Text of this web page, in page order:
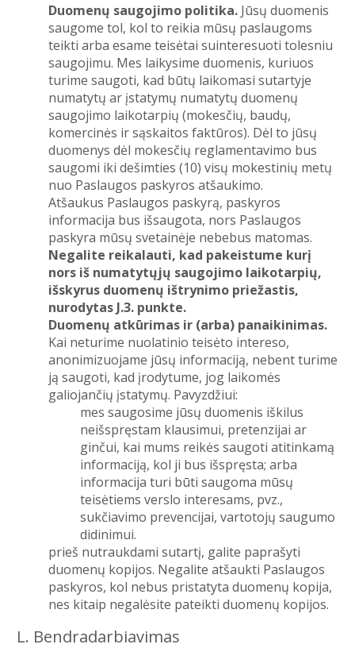
Duomenų saugojimo politika. Jūsų duomenis
saugome tol, kol to reikia mūsų paslaugoms
teikti arba esame teisėtai suinteresuoti tolesniu
saugojimu. Mes laikysime duomenis, kuriuos
turime saugoti, kad būtų laikomasi sutartyje
numatytų ar įstatymų numatytų duomenų
saugojimo laikotarpių (mokesčių, baudų,
komercinės ir sąskaitos faktūros). Dėl to jūsų
duomenys dėl mokesčių reglamentavimo bus
saugomi iki dešimties (10) visų mokestinių metų
nuo Paslaugos paskyros atšaukimo.
Atšaukus Paslaugos paskyrą, paskyros
informacija bus išsaugota, nors Paslaugos
paskyra mūsų svetainėje nebebus matomas.
Negalite reikalauti, kad pakeistume kurį
nors iš numatytųjų saugojimo laikotarpių,
išskyrus duomenų ištrynimo priežastis,
nurodytas J.3. punkte.
Duomenų atkūrimas ir (arba) panaikinimas.
Kai neturime nuolatinio teisėto intereso,
anonimizuojame jūsų informaciją, nebent turime
ją saugoti, kad įrodytume, jog laikomės
galiojančių įstatymų. Pavyzdžiui:
mes saugosime jūsų duomenis iškilus
neišspręstam klausimui, pretenzijai ar
ginčui, kai mums reikės saugoti atitinkamą
informaciją, kol ji bus išspręsta; arba
informacija turi būti saugoma mūsų
teisėtiems verslo interesams, pvz.,
sukčiavimo prevencijai, vartotojų saugumo
didinimui.
prieš nutraukdami sutartį, galite paprašyti
duomenų kopijos. Negalite atšaukti Paslaugos
paskyros, kol nebus pristatyta duomenų kopija,
nes kitaip negalėsite pateikti duomenų kopijos.
L. Bendradarbiavimas